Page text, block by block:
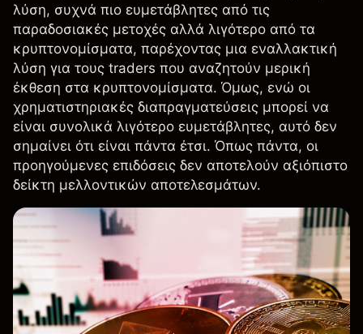
λύση, συχνά πιο ευμετάβλητες από τις
παραδοσιακές μετοχές αλλά λιγότερο από τα
κρυπτονομίσματα, παρέχοντας μια εναλλακτική
λύση για τους traders που αναζητούν μερική
έκθεση στα κρυπτονομίσματα. Όμως, ενώ οι
χρηματιστηριακές διαπραγματεύσεις μπορεί να
είναι συνολικά λιγότερο ευμετάβλητες, αυτό δεν
σημαίνει ότι είναι πάντα έτσι. Όπως πάντα, οι
προηγούμενες επιδόσεις δεν αποτελούν αξιόπιστο
δείκτη μελλοντικών αποτελεσμάτων.